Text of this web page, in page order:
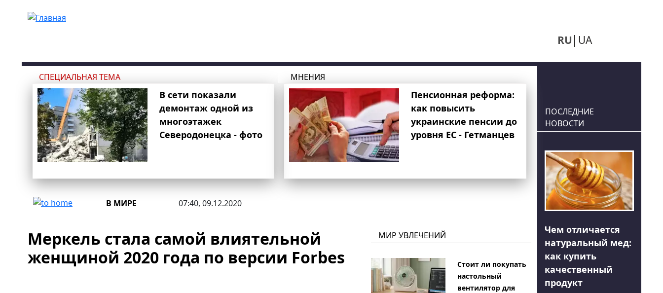
RU UA
СПЕЦИАЛЬНАЯ ТЕМА
В сети показали
демонтаж одной из
многоэтажек
Северодонецка - фото
МНЕНИЯ
Пенсионная реформа:
как повысить
украинские пенсии до
уровня ЕС - Гетманцев
В МИРЕ 07:40, 09.12.2020
Меркель стала самой влиятельной
женщиной 2020 года по версии Forbes
МИР УВЛЕЧЕНИЙ
Стоит ли покупать
настольный
вентилятор для
ПОСЛЕДНИЕ
НОВОСТИ
Чем отличается
натуральный мед:
как купить
качественный
продукт